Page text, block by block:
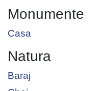
Monumente
Casa
Natura
Baraj